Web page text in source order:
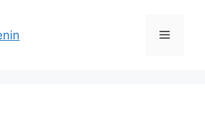
Menü